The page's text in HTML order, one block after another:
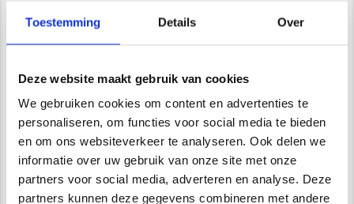
Toestemming Details Over
Deze website maakt gebruik van cookies
We gebruiken cookies om content en advertenties te
personaliseren, om functies voor social media te bieden
en om ons websiteverkeer te analyseren. Ook delen we
informatie over uw gebruik van onze site met onze
partners voor social media, adverteren en analyse. Deze
partners kunnen deze gegevens combineren met andere
De Trompet 1141 in Heemskerk
info@newstyle-gietvloeren.nl
Tel. 0614333291
Showroom